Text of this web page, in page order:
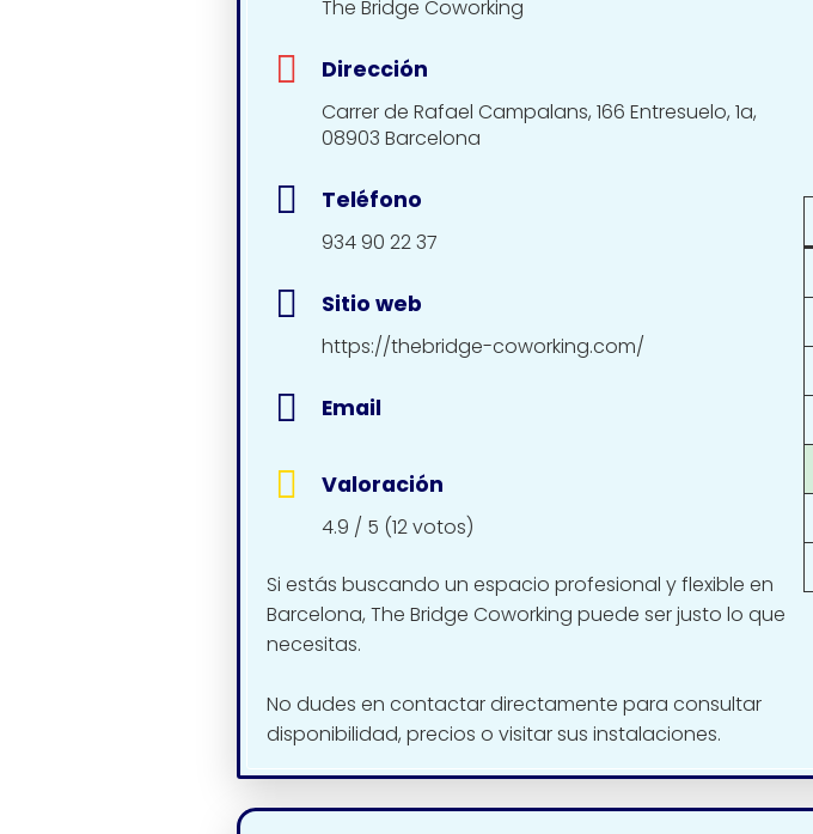
The Bridge Coworking
Dirección
Carrer de Rafael Campalans, 166 Entresuelo, 1a,
08903 Barcelona
Teléfono
934 90 22 37
Sitio web
https://thebridge-coworking.com/
Email
Valoración
4.9 / 5 (12 votos)
Si estás buscando un espacio profesional y flexible en
Barcelona, The Bridge Coworking puede ser justo lo que
necesitas.
No dudes en contactar directamente para consultar
disponibilidad, precios o visitar sus instalaciones.